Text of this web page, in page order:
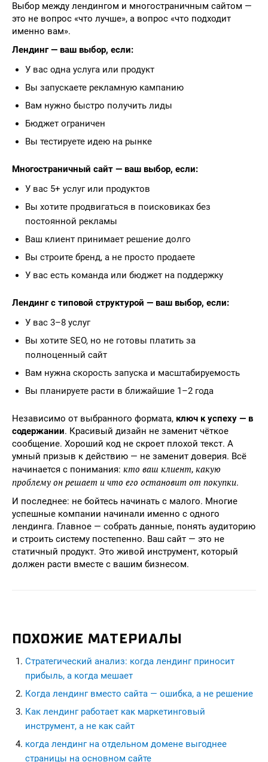
Выбор между лендингом и многостраничным сайтом —
это не вопрос «что лучше», а вопрос «что подходит
именно вам».
Лендинг — ваш выбор, если:
У вас одна услуга или продукт
Вы запускаете рекламную кампанию
Вам нужно быстро получить лиды
Бюджет ограничен
Вы тестируете идею на рынке
Многостраничный сайт — ваш выбор, если:
У вас 5+ услуг или продуктов
Вы хотите продвигаться в поисковиках без
постоянной рекламы
Ваш клиент принимает решение долго
Вы строите бренд, а не просто продаете
У вас есть команда или бюджет на поддержку
Лендинг с типовой структурой — ваш выбор, если:
У вас 3–8 услуг
Вы хотите SEO, но не готовы платить за
полноценный сайт
Вам нужна скорость запуска и масштабируемость
Вы планируете расти в ближайшие 1–2 года
Независимо от выбранного формата, ключ к успеху — в
содержании. Красивый дизайн не заменит чёткое
сообщение. Хороший код не скроет плохой текст. А
умный призыв к действию — не заменит доверия. Всё
начинается с понимания: кто ваш клиент, какую
проблему он решает и что его остановит от покупки.
И последнее: не бойтесь начинать с малого. Многие
успешные компании начинали именно с одного
лендинга. Главное — собрать данные, понять аудиторию
и строить систему постепенно. Ваш сайт — это не
статичный продукт. Это живой инструмент, который
должен расти вместе с вашим бизнесом.
ПОХОЖИЕ МАТЕРИАЛЫ
Стратегический анализ: когда лендинг приносит
прибыль, а когда мешает
Когда лендинг вместо сайта — ошибка, а не решение
Как лендинг работает как маркетинговый
инструмент, а не как сайт
когда лендинг на отдельном домене выгоднее
страницы на основном сайте